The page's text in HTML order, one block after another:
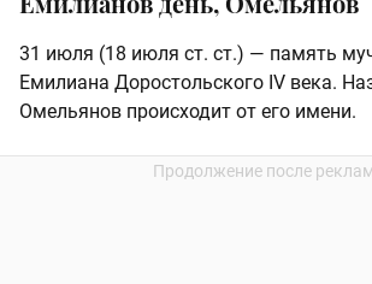
31 июля (18 июля ст. ст.) — память
Емилиана Доростольского IV века.
Омельянов происходит от его имени.